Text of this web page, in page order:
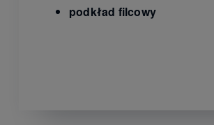
podkład filcowy